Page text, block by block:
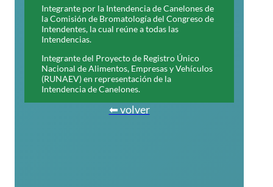
Integrante por la Intendencia de Canelones de
la Comisión de Bromatología del Congreso de
Intendentes, la cual reúne a todas las
Intendencias.
Integrante del Proyecto de Registro Único
Nacional de Alimentos, Empresas y Vehículos
(RUNAEV) en representación de la
Intendencia de Canelones.
⬅ volver